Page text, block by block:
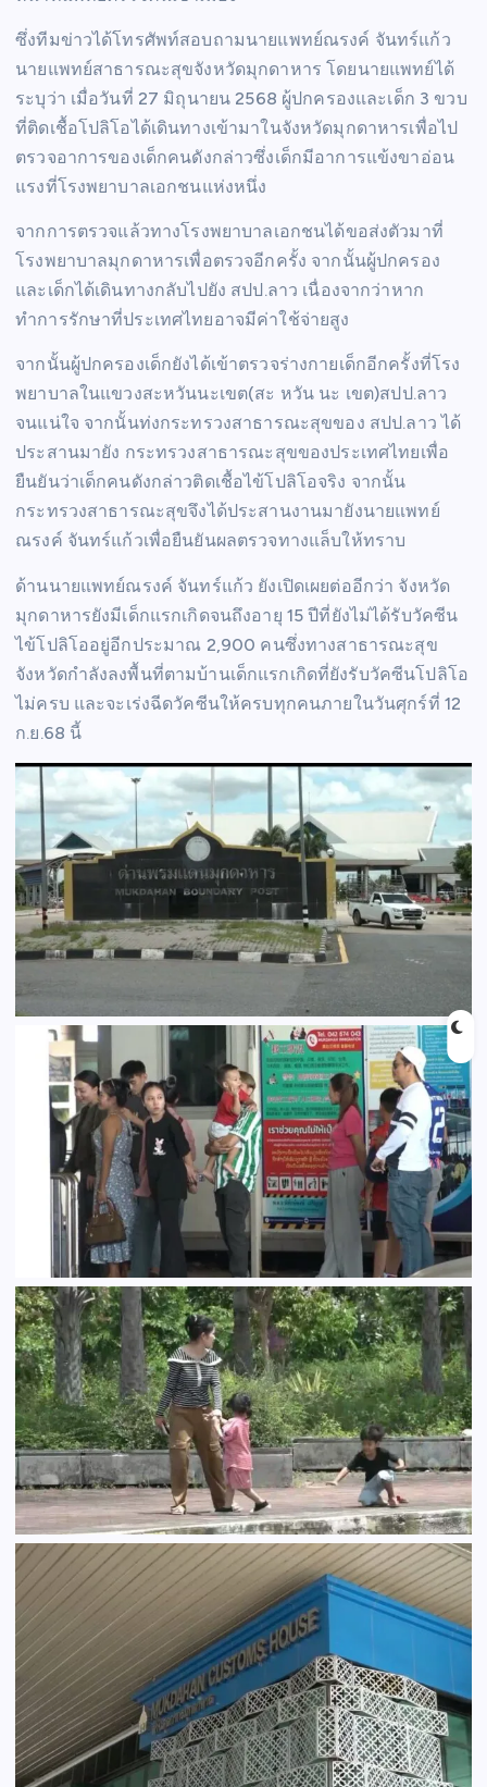
ซึ่งทีมข่าวได้โทรศัพท์สอบถามนายแพทย์ณรงค์ จันทร์แก้ว
นายแพทย์สาธารณะสุขจังหวัดมุกดาหาร โดยนายแพทย์ได้
ระบุว่า เมื่อวันที่ 27 มิถุนายน 2568 ผู้ปกครองและเด็ก 3 ขวบ
ที่ติดเชื้อโปลิโอได้เดินทางเข้ามาในจังหวัดมุกดาหารเพื่อไป
ตรวจอาการของเด็กคนดังกล่าวซึ่งเด็กมีอาการแข้งขาอ่อน
แรงที่โรงพยาบาลเอกชนแห่งหนึ่ง
จากการตรวจแล้วทางโรงพยาบาลเอกชนได้ขอส่งตัวมาที่
โรงพยาบาลมุกดาหารเพื่อตรวจอีกครั้ง จากนั้นผู้ปกครอง
และเด็กได้เดินทางกลับไปยัง สปป.ลาว เนื่องจากว่าหาก
ทำการรักษาที่ประเทศไทยอาจมีค่าใช้จ่ายสูง
จากนั้นผู้ปกครองเด็กยังได้เข้าตรวจร่างกายเด็กอีกครั้งที่โรง
พยาบาลในแขวงสะหวันนะเขต(สะ หวัน นะ เขต)สปป.ลาว
จนแน่ใจ จากนั้นท่งกระทรวงสาธารณะสุขของ สปป.ลาว ได้
ประสานมายัง กระทรวงสาธารณะสุขของประเทศไทยเพื่อ
ยืนยันว่าเด็กคนดังกล่าวติดเชื้อไข้โปลิโอจริง จากนั้น
กระทรวงสาธารณะสุขจึงได้ประสานงานมายังนายแพทย์
ณรงค์ จันทร์แก้วเพื่อยืนยันผลตรวจทางแล็บให้ทราบ
ด้านนายแพทย์ณรงค์ จันทร์แก้ว ยังเปิดเผยต่ออีกว่า จังหวัด
มุกดาหารยังมีเด็กแรกเกิดจนถึงอายุ 15 ปีที่ยังไม่ได้รับวัคซีน
ไข้โปลิโออยู่อีกประมาณ 2,900 คนซึ่งทางสาธารณะสุข
จังหวัดกำลังลงพื้นที่ตามบ้านเด็กแรกเกิดที่ยังรับวัคซีนโปลิโอ
ไม่ครบ และจะเร่งฉีดวัคซีนให้ครบทุกคนภายในวันศุกร์ที่ 12
ก.ย.68 นี้